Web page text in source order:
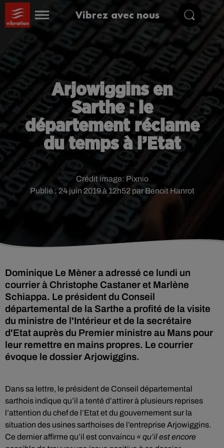
Vibrez avec nous
Arjowiggins en
Sarthe : le
département réclame
du temps à l’Etat
Publié : 24 juin 2019 à 12h52 par Benoit Hanrot
Crédit image: Pixnio
Dominique Le Mèner a adressé ce lundi un
courrier à Christophe Castaner et Marlène
Schiappa. Le président du Conseil
départemental de la Sarthe a profité de la visite
du ministre de l'Intérieur et de la secrétaire
d'Etat auprès du Premier ministre au Mans pour
leur remettre en mains propres. Le courrier
évoque le dossier Arjowiggins.
Dans sa lettre, le président de Conseil départemental
sarthois indique qu’il a tenté d’attirer à plusieurs reprises
l’attention du chef de l’Etat et du gouvernement sur la
situation des usines sarthoises de l’entreprise Arjowiggins.
Ce dernier affirme qu’il est convaincu « qu’il est encore